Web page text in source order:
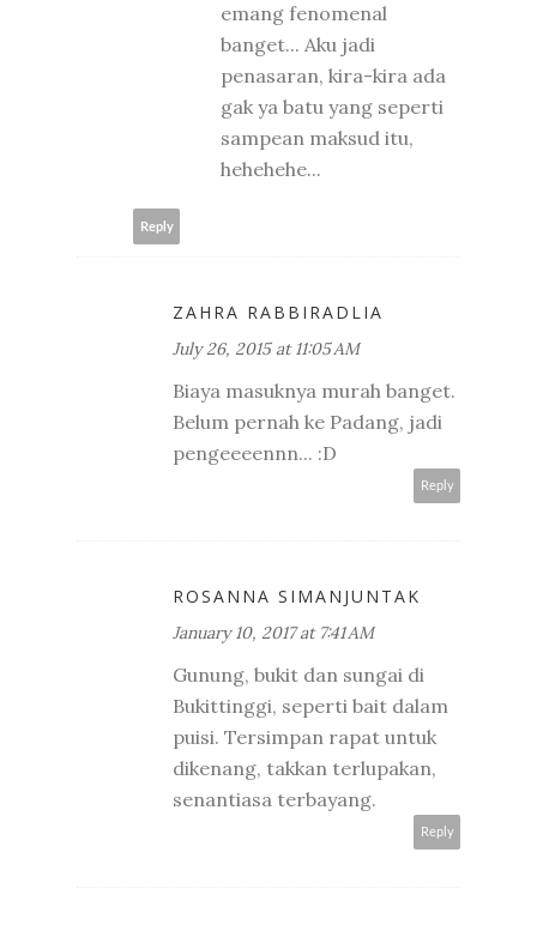
emang fenomenal
banget... Aku jadi
penasaran, kira-kira ada
gak ya batu yang seperti
sampean maksud itu,
hehehehe...
Reply
ZAHRA RABBIRADLIA
July 26, 2015 at 11:05 AM
Biaya masuknya murah banget.
Belum pernah ke Padang, jadi
pengeeeennn... :D
Reply
ROSANNA SIMANJUNTAK
January 10, 2017 at 7:41 AM
Gunung, bukit dan sungai di
Bukittinggi, seperti bait dalam
puisi. Tersimpan rapat untuk
dikenang, takkan terlupakan,
senantiasa terbayang.
Reply